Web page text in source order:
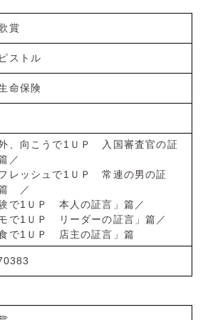
賞
ストル
命保険
外、向こうで1ＵＰ 入国審査官の証
／
フレッシュで1ＵＰ 常連の男の証
／
験で1ＵＰ 本人の証言」篇／
モで1ＵＰ リーダーの証言」篇／
食で1ＵＰ 店主の証言」篇